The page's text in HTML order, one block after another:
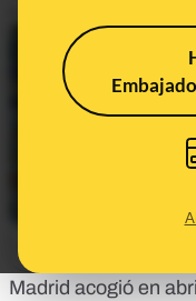
Madrid acogió en